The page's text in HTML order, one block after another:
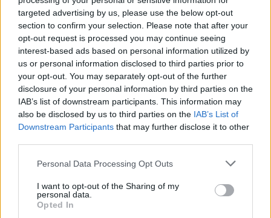
targeted advertising by us, please use the below opt-out
section to confirm your selection. Please note that after your
opt-out request is processed you may continue seeing
interest-based ads based on personal information utilized by
us or personal information disclosed to third parties prior to
your opt-out. You may separately opt-out of the further
disclosure of your personal information by third parties on the
IAB’s list of downstream participants. This information may
also be disclosed by us to third parties on the IAB’s List of
Downstream Participants that may further disclose it to other
Please note that this website/app uses one or more Google
not limited to your visit or usage behaviour. You may click to
grant or deny consent to Google and its third-party tags to
use your data for below specified purposes in below Google
Personal Data Processing Opt Outs
I want to opt-out of the Sharing of my
personal data.
Opted In
Από την Περούτζια του 2000
στο σήμερα: Tο τρίτο
ευρωπαϊκό ραντεβού του
Παναθηναϊκού με την
ιστορία
ΗΛΙΑΣ ΠΑΠΑΪΩΑΝΝΟΥ
08/03/2026
Αναγνώριση και σεβασμός
οι σημαντικότερες νίκες του